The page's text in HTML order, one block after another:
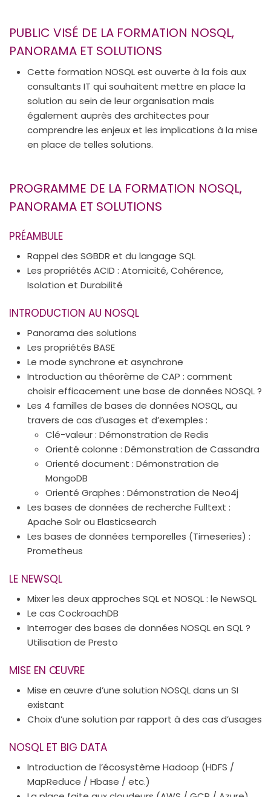
PUBLIC VISÉ DE LA FORMATION NOSQL,
PANORAMA ET SOLUTIONS
Cette formation NOSQL est ouverte à la fois aux
consultants IT qui souhaitent mettre en place la
solution au sein de leur organisation mais
également auprès des architectes pour
comprendre les enjeux et les implications à la mise
en place de telles solutions.
PROGRAMME DE LA FORMATION NOSQL,
PANORAMA ET SOLUTIONS
PRÉAMBULE
Rappel des SGBDR et du langage SQL
Les propriétés ACID : Atomicité, Cohérence,
Isolation et Durabilité
INTRODUCTION AU NOSQL
Panorama des solutions
Les propriétés BASE
Le mode synchrone et asynchrone
Introduction au théorème de CAP : comment
choisir efficacement une base de données NOSQL ?
Les 4 familles de bases de données NOSQL, au
travers de cas d’usages et d’exemples :
Clé-valeur : Démonstration de Redis
Orienté colonne : Démonstration de Cassandra
Orienté document : Démonstration de
MongoDB
Orienté Graphes : Démonstration de Neo4j
Les bases de données de recherche Fulltext :
Apache Solr ou Elasticsearch
Les bases de données temporelles (Timeseries) :
Prometheus
LE NEWSQL
Mixer les deux approches SQL et NOSQL : le NewSQL
Le cas CockroachDB
Interroger des bases de données NOSQL en SQL ?
Utilisation de Presto
MISE EN ŒUVRE
Mise en œuvre d’une solution NOSQL dans un SI
existant
Choix d’une solution par rapport à des cas d’usages
NOSQL ET BIG DATA
Introduction de l’écosystème Hadoop (HDFS /
MapReduce / Hbase / etc.)